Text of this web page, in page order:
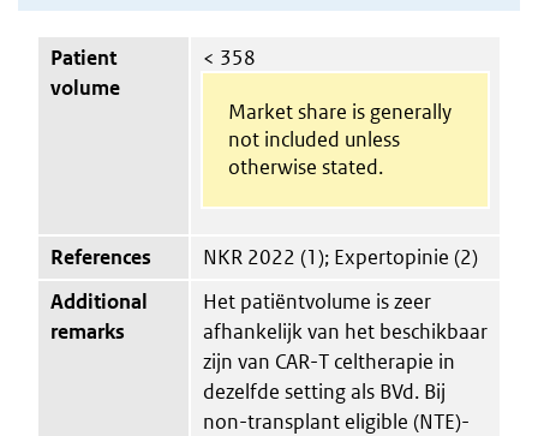
Patient
volume
< 358
Market share is generally
not included unless
otherwise stated.
References
NKR 2022 (1); Expertopinie (2)
Additional
remarks
Het patiëntvolume is zeer
afhankelijk van het beschikbaar
zijn van CAR-T celtherapie in
dezelfde setting als BVd. Bij
non-transplant eligible (NTE)-